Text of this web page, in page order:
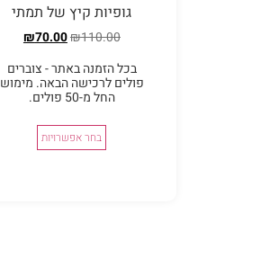
גופיות קיץ של תמתי
₪110.00
₪70.00
בכל הזמנה באתר - צוברים
פולים לרכישה הבאה. מימוש
החל מ-50 פולים.
בחר אפשרויות